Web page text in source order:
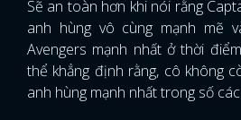
Sẽ an toàn hơn khi nói rằng
anh hùng vô cùng mạnh mẽ
Avengers mạnh nhất ở thời
thể khẳng định rằng, cô không
anh hùng mạnh nhất trong số